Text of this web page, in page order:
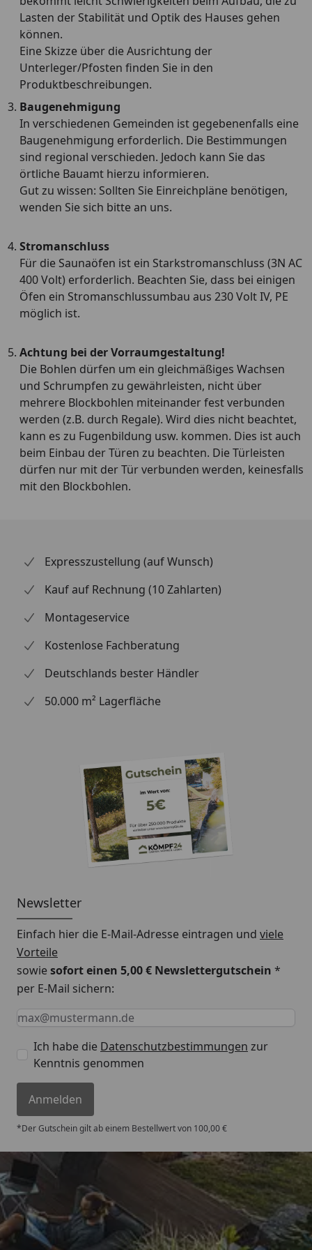
Lasten der Stabilität und Optik des Hauses gehen
können.
Eine Skizze über die Ausrichtung der
Unterleger/Pfosten finden Sie in den
Produktbeschreibungen.
Baugenehmigung
In verschiedenen Gemeinden ist gegebenenfalls eine
Baugenehmigung erforderlich. Die Bestimmungen
sind regional verschieden. Jedoch kann Sie das
örtliche Bauamt hierzu informieren.
Gut zu wissen: Sollten Sie Einreichpläne benötigen,
wenden Sie sich bitte an uns.
Stromanschluss
Für die Saunaöfen ist ein Starkstromanschluss (3N AC
400 Volt) erforderlich. Beachten Sie, dass bei einigen
Öfen ein Stromanschlussumbau aus 230 Volt IV, PE
möglich ist.
Achtung bei der Vorraumgestaltung!
Die Bohlen dürfen um ein gleichmäßiges Wachsen
und Schrumpfen zu gewährleisten, nicht über
mehrere Blockbohlen miteinander fest verbunden
werden (z.B. durch Regale). Wird dies nicht beachtet,
kann es zu Fugenbildung usw. kommen. Dies ist auch
beim Einbau der Türen zu beachten. Die Türleisten
dürfen nur mit der Tür verbunden werden, keinesfalls
mit den Blockbohlen.
Expresszustellung (auf Wunsch)
Kauf auf Rechnung (10 Zahlarten)
Montageservice
Kostenlose Fachberatung
Deutschlands bester Händler
50.000 m² Lagerfläche
Newsletter
Einfach hier die E-Mail-Adresse eintragen und viele
Vorteile
sowiesofort einen 5,00 € Newslettergutschein *
per E-Mail sichern:
Keine Eingabe erforderlich
Eingabe erforderlich
E-Mail *
Ich habe die Datenschutzbestimmungen zur
Kenntnis genommen
Anmelden
*Der Gutschein gilt ab einem Bestellwert von 100,00 €
Versand